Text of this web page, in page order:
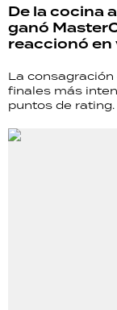
De la cocina
ganó
reaccionó en
La
finales más
puntos de rating.